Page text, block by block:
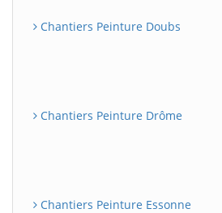
Chantiers Peinture Doubs
Chantiers Peinture Drôme
Chantiers Peinture Essonne